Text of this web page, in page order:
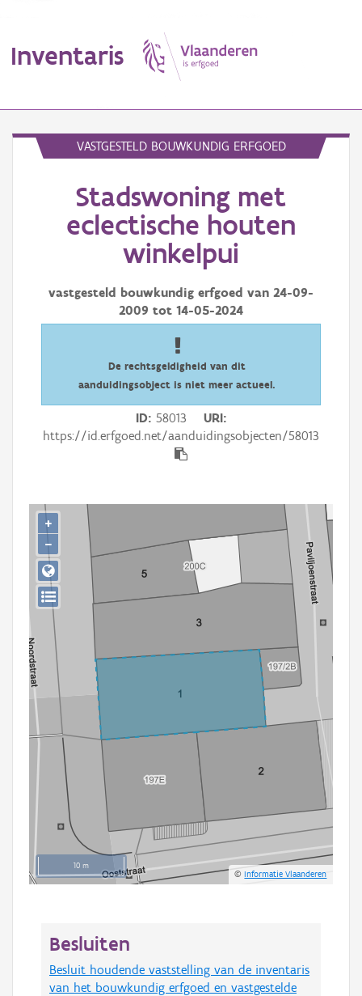
Inventaris
Erfgoedobject
Aanduidingsobject
Persoon of collectief
Downloads
Hergebruik
VASTGESTELD BOUWKUNDIG ERFGOED
Stadswoning met
eclectische houten
winkelpui
vastgesteld bouwkundig erfgoed van 24-09-
2009 tot 14-05-2024
De rechtsgeldigheid van dit
aanduidingsobject is niet meer actueel.
ID 58013
URI
https://id.erfgoed.net/aanduidingsobjecten/58013
10 m
©Informatie Vlaanderen
+
−
Besluiten
Besluit houdende vaststelling van de inventaris
van het bouwkundig erfgoed en vastgestelde